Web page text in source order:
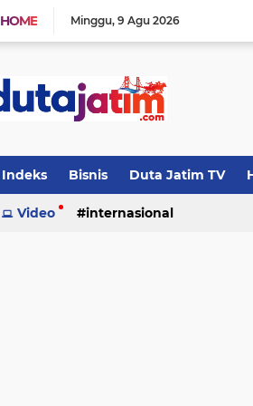
HOME Minggu 9 Agu 2026
Indeks Bisnis Duta Jatim TV
Video internasional